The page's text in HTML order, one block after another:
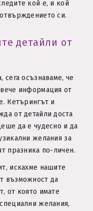
кой е, и кой
си.
детайли от
сега осъзнаваме, че
информация от
Кетърингът и
от детайли доста
да е чудесно и да
желания за
празника по-личен.
искахме нашите
възможност да
от която имате
желания,